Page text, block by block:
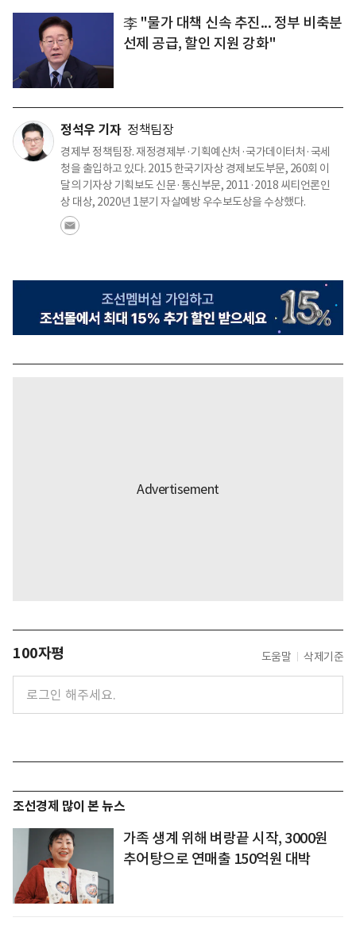
李 "물가 대책 신속 추진... 정부 비축분
선제 공급, 할인 지원 강화"
정석우 기자 정책팀장
경제부 정책팀장. 재정경제부·기획예산처·국가데이터처·국세
청을 출입하고 있다. 2015 한국기자상 경제보도부문, 260회 이
달의 기자상 기획보도 신문·통신부문, 2011·2018 씨티언론인
상 대상, 2020년 1분기 자살예방 우수보도상을 수상했다.
100자평 도움말 삭제기준
조선경제 많이 본 뉴스
가족 생계 위해 벼랑끝 시작, 3000원
추어탕으로 연매출 150억원 대박